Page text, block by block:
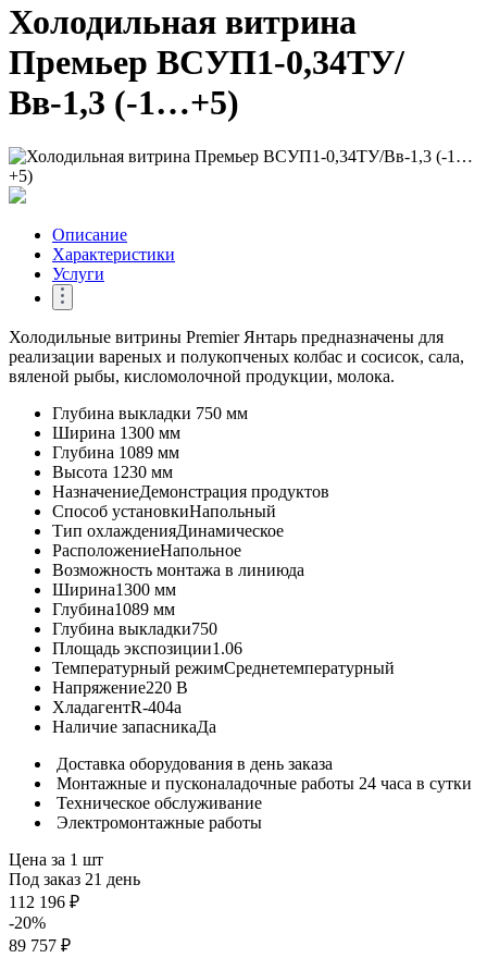
Холодильная витрина
Премьер ВСУП1-0,34ТУ/
Вв-1,3 (-1…+5)
Описание
Характеристики
Услуги
Холодильные витрины Premier Янтарь предназначены для
реализации вареных и полукопченых колбас и сосисок, сала,
вяленой рыбы, кисломолочной продукции, молока.
Глубина выкладки 750 мм
Ширина 1300 мм
Глубина 1089 мм
Высота 1230 мм
НазначениеДемонстрация продуктов
Способ установкиНапольный
Тип охлажденияДинамическое
РасположениеНапольное
Возможность монтажа в линиюда
Ширина1300 мм
Глубина1089 мм
Глубина выкладки750
Площадь экспозиции1.06
Температурный режимСреднетемпературный
Напряжение220 В
ХладагентR-404a
Наличие запасникаДа
Доставка оборудования в день заказа
Монтажные и пусконаладочные работы 24 часа в сутки
Техническое обслуживание
Электромонтажные работы
Цена за 1 шт
Под заказ 21 день
112 196 ₽
-20%
89 757 ₽